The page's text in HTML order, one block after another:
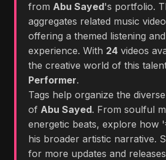
from Abu Sayed's portfolio.
aggregates related music
offering a themed listening
experience. With 24 videos
the creative world of this
Performer.
Tags help organize the
of Abu Sayed. From soulful
energetic beats, explore how
his broader artistic narrative.
for more updates and